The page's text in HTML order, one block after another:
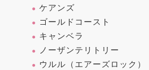
ケアンズ
ゴールドコースト
キャンベラ
ノーザンテリトリー
ウルル（エアーズロック）